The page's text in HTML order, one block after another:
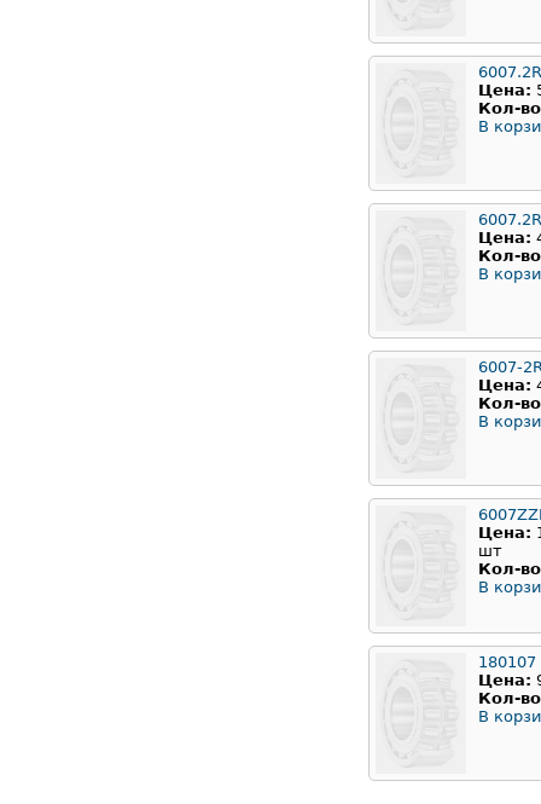
Цена:
Кол-
В
Цена:
Кол-
В
6007-
Цена:
Кол-
В
Цена:
шт
Кол-
В
180107
Цена:
Кол-
В